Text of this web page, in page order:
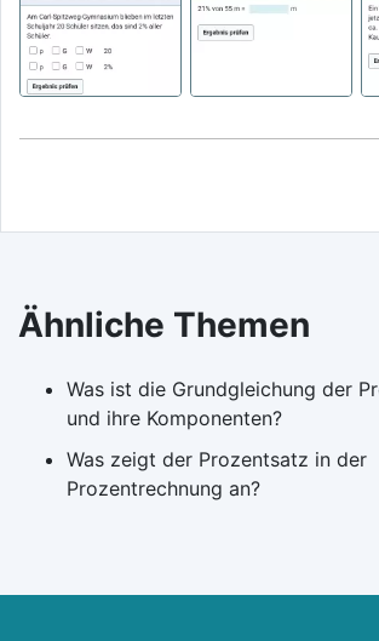
Ähnliche Themen
Was ist die Grundgleichung der
und ihre Komponenten?
Was zeigt der Prozentsatz in der
Prozentrechnung an?